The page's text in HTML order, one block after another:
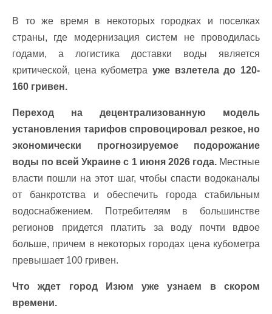
В то же время в некоторых городках и поселках
страны, где модернизация систем не проводилась
годами, а логистика доставки воды является
критической, цена кубометра уже взлетела до 120-
160 гривен.
Переход на децентрализованную модель
установления тарифов спровоцировал резкое, но
экономически прогнозируемое подорожание
воды по всей Украине с 1 июня 2026 года.Местные
власти пошли на этот шаг, чтобы спасти водоканалы
от банкротства и обеспечить города стабильным
водоснабжением. Потребителям в большинстве
регионов придется платить за воду почти вдвое
больше, причем в некоторых городах цена кубометра
превышает 100 гривен.
Что ждет город Изюм уже узнаем в скором
времени.